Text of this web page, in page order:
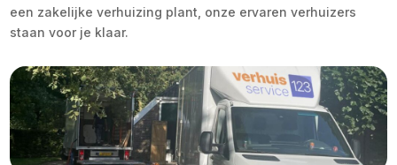
een zakelijke verhuizing plant, onze ervaren verhuizers
staan voor je klaar.